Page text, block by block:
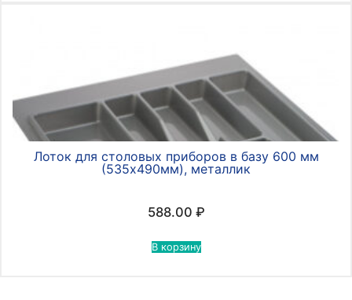
Лоток для столовых приборов в базу 600 мм
(535х490мм), металлик
588.00 ₽
В корзину